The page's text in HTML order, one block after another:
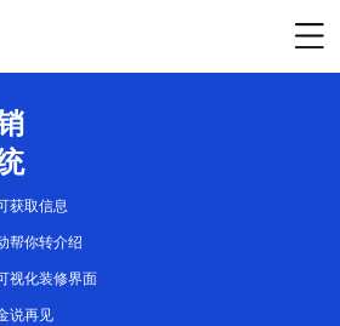
获取信息
帮你转介绍
视化装修界面
说再见